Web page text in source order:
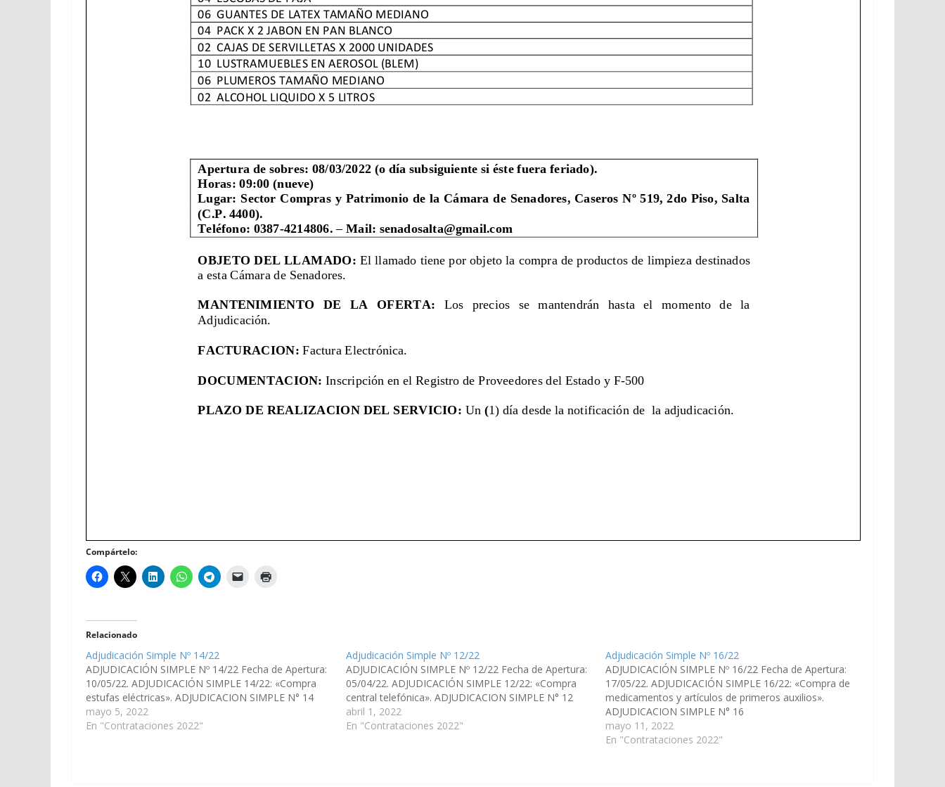
Compártelo:
Relacionado
Adjudicación Simple Nº 14/22
ADJUDICACIÓN SIMPLE Nº 14/22 Fecha de Apertura:
10/05/22. ADJUDICACIÓN SIMPLE 14/22: «Compra
estufas eléctricas». ADJUDICACION SIMPLE N° 14
mayo 5, 2022
En "Contrataciones 2022"
Adjudicación Simple Nº 12/22
ADJUDICACIÓN SIMPLE Nº 12/22 Fecha de Apertura:
05/04/22. ADJUDICACIÓN SIMPLE 12/22: «Compra
central telefónica». ADJUDICACION SIMPLE N° 12
abril 1, 2022
En "Contrataciones 2022"
Adjudicación Simple Nº 16/22
ADJUDICACIÓN SIMPLE Nº 16/22 Fecha de Apertura:
17/05/22. ADJUDICACIÓN SIMPLE 16/22: «Compra de
medicamentos y artículos de primeros auxilios».
ADJUDICACION SIMPLE N° 16
mayo 11, 2022
En "Contrataciones 2022"